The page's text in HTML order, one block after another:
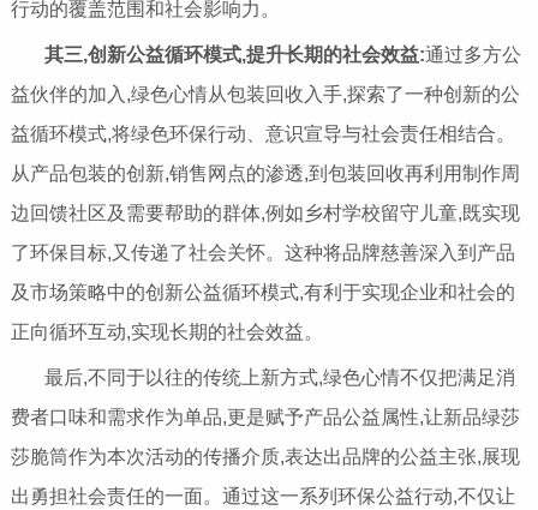
行动的覆盖范围和社会影响力。
其三,创新公益循环模式,提升长期的社会效益:通过多方公
益伙伴的加入,绿色心情从包装回收入手,探索了一种创新的公
益循环模式,将绿色环保行动、意识宣导与社会责任相结合。
从产品包装的创新,销售网点的渗透,到包装回收再利用制作周
边回馈社区及需要帮助的群体,例如乡村学校留守儿童,既实现
了环保目标,又传递了社会关怀。这种将品牌慈善深入到产品
及市场策略中的创新公益循环模式,有利于实现企业和社会的
正向循环互动,实现长期的社会效益。
最后,不同于以往的传统上新方式,绿色心情不仅把满足消
费者口味和需求作为单品,更是赋予产品公益属性,让新品绿莎
莎脆筒作为本次活动的传播介质,表达出品牌的公益主张,展现
出勇担社会责任的一面。通过这一系列环保公益行动,不仅让